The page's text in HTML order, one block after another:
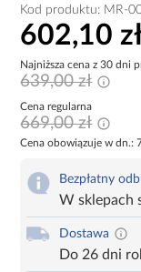
Kod produktu: MR-
602,10
Najniższa cena z 30 dni
639,00 zł
Cena regularna
669,00 zł
Cena obowiązuje w dn.:
Bezpłatny
W sklepach
Dostawa
Do 26 dni